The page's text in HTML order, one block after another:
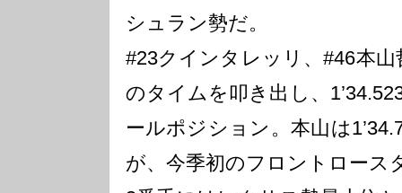
シュラン勢だ。
#23クインタレッリ、#46本
のタイムを叩き出し、
ールポジション。本山は
が、今季初のフロントロース